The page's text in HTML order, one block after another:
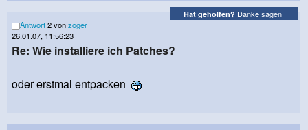
Hat geholfen? Danke sagen!
Antwort2 vonzoger
26.01.07, 11:56:23
Re: Wie installiere ich Patches?
oder erstmal entpacken